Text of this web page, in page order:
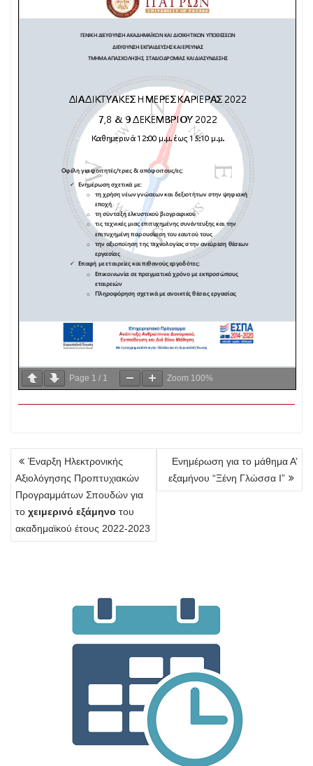
Page 1 / 1 Zoom 100%
Πλοήγηση
άρθρων
Έναρξη Ηλεκτρονικής
Αξιολόγησης Προπτυχιακών
Προγραμμάτων Σπουδών για
το χειμερινό εξάμηνο του
ακαδημαϊκού έτους 2022-2023
Ενημέρωση για το μάθημα Α’
εξαμήνου “Ξένη Γλώσσα Ι”